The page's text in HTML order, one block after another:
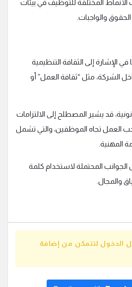
المختلفة للتوظيف في بيئات
والواجبات.
الإشارة إلى الثقافة التنظيمية
الشركة، مثل “ثقافة العمل” أو
قد يشير المصطلح إلى الالتزامات
العمل تجاه الموظفين، والتي تشمل
المهنية.
المحتملة لاستخدام كلمة
الدخول لتتمكن من إضافة